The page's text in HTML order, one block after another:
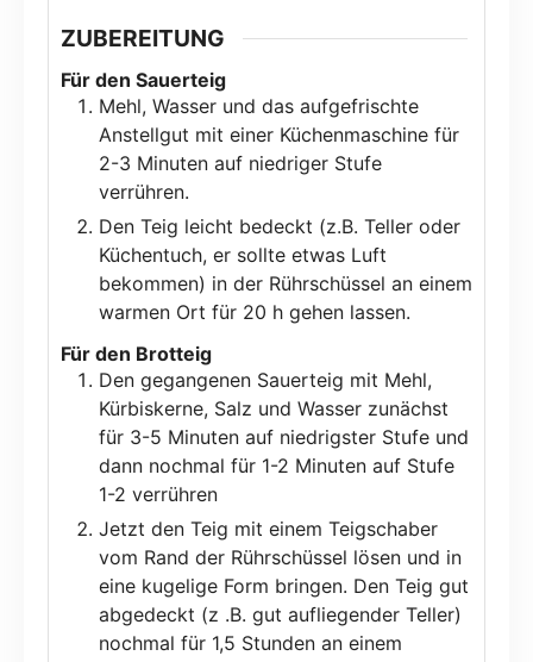
ZUBEREITUNG
Für den Sauerteig
Mehl, Wasser und das aufgefrischte
Anstellgut mit einer Küchenmaschine für
2-3 Minuten auf niedriger Stufe
verrühren.
Den Teig leicht bedeckt (z.B. Teller oder
Küchentuch, er sollte etwas Luft
bekommen) in der Rührschüssel an einem
warmen Ort für 20 h gehen lassen.
Für den Brotteig
Den gegangenen Sauerteig mit Mehl,
Kürbiskerne, Salz und Wasser zunächst
für 3-5 Minuten auf niedrigster Stufe und
dann nochmal für 1-2 Minuten auf Stufe
1-2 verrühren
Jetzt den Teig mit einem Teigschaber
vom Rand der Rührschüssel lösen und in
eine kugelige Form bringen. Den Teig gut
abgedeckt (z .B. gut aufliegender Teller)
nochmal für 1,5 Stunden an einem